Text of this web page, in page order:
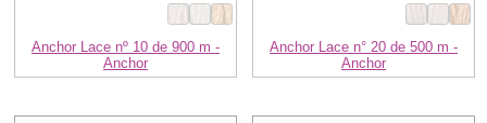
Anchor Lace nº 10 de 900 m -
Anchor
Anchor Lace n° 20 de 500 m -
Anchor